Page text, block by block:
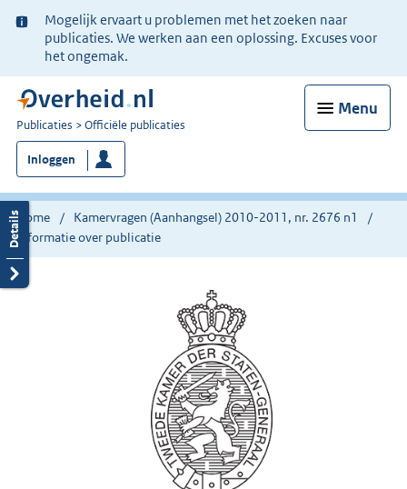
Ter
informatie:
Mogelijk ervaart u problemen met het zoeken naar
publicaties. We werken aan een oplossing. Excuses voor
het ongemak.
Menu
U
bent
nu
hier:
Publicaties Officiële publicaties
Inloggen
Home
Kamervragen (Aanhangsel) 2010-2011, nr. 2676 n1
Informatie over publicatie